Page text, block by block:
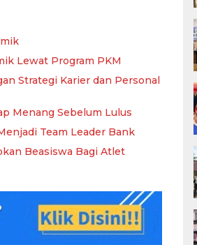
Lewat Program PKM
Strategi Karier dan Personal
Menang Sebelum Lulus
Team Leader Bank
Beasiswa Bagi Atlet